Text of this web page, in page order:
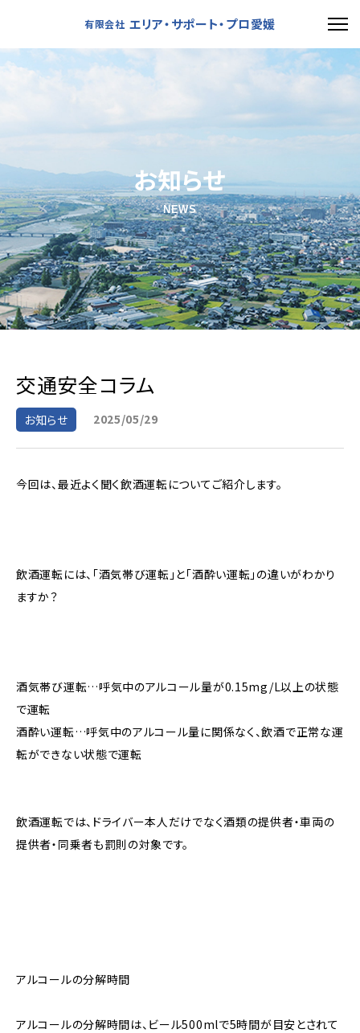
有限会社 エリア・サポート・プロ愛媛
お知らせ
交通安全コラム
お知らせ 2025/05/29
今回は、最近よく聞く飲酒運転についてご紹介します。
飲酒運転には、「酒気帯び運転」と「酒酔い運転」の違いがわかり
ますか？
酒気帯び運転…呼気中のアルコール量が0.15mg/L以上の状態
で運転
酒酔い運転…呼気中のアルコール量に関係なく、飲酒で正常な運
転ができない状態で運転
飲酒運転では、ドライバー本人だけでなく酒類の提供者・車両の
提供者・同乗者も罰則の対象です。
アルコールの分解時間
アルコールの分解時間は、ビール500mlで5時間が目安とされて